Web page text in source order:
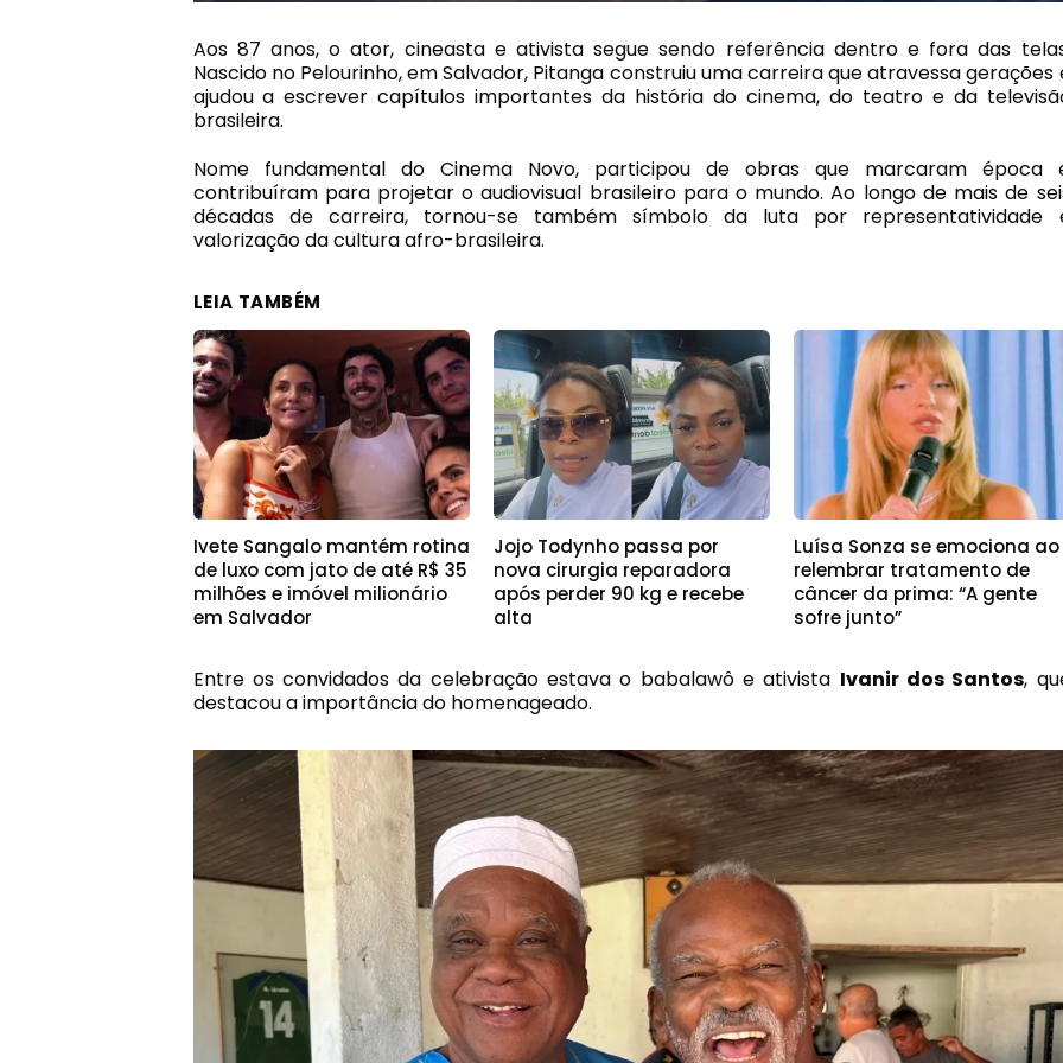
Aos 87 anos, o ator, cineasta e ativista segue sendo referência dentro e fora das
Nascido no Pelourinho, em Salvador, Pitanga construiu uma carreira que atravessa gerações
ajudou a escrever capítulos importantes da história do cinema, do teatro e da
brasileira.
Nome fundamental do Cinema Novo, participou de obras que marcaram época
contribuíram para projetar o audiovisual brasileiro para o mundo. Ao longo de mais de
décadas de carreira, tornou-se também símbolo da luta por representatividade
valorização da cultura afro-brasileira.
LEIA TAMBÉM
Ivete Sangalo mantém rotina
de luxo com jato de até R$ 35
milhões e imóvel milionário
em Salvador
Jojo Todynho passa por
nova cirurgia reparadora
após perder 90 kg e recebe
alta
Luísa Sonza se emociona ao
relembrar tratamento de
câncer da prima: “A gente
sofre junto”
Entre os convidados da celebração estava o babalawô e ativista Ivanir dos Santos,
destacou a importância do homenageado.